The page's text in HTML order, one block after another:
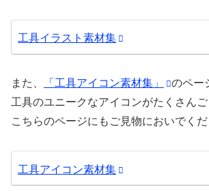
工具イラスト素材集
また、 「工具アイコン素材集」
のペー
工具のユニークなアイコンがたくさんご
こちらのページにもご見物においでくだ
工具アイコン素材集